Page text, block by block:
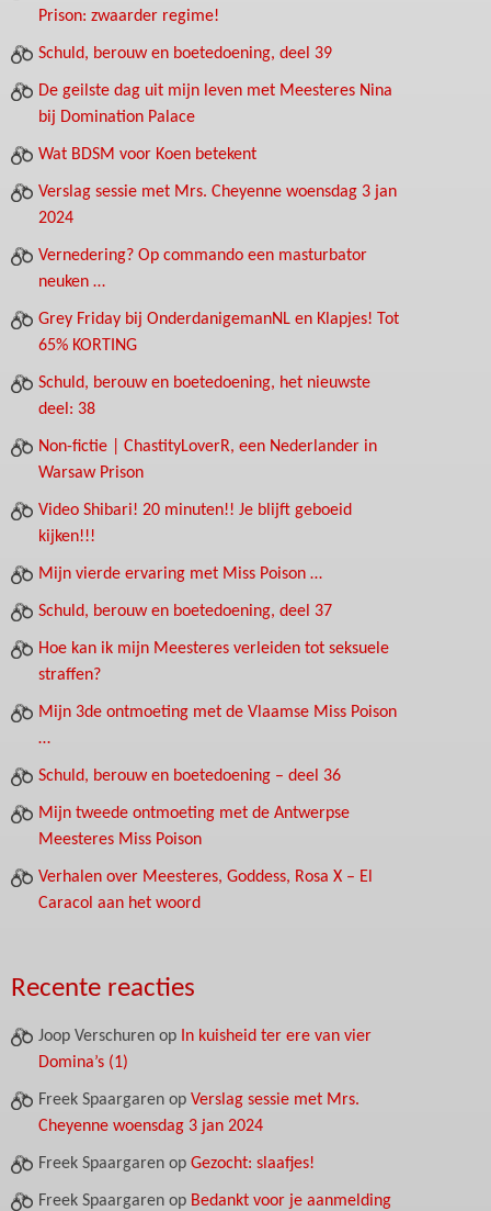
Prison: zwaarder regime!
Schuld, berouw en boetedoening, deel 39
De geilste dag uit mijn leven met Meesteres Nina
bij Domination Palace
Wat BDSM voor Koen betekent
Verslag sessie met Mrs. Cheyenne woensdag 3 jan
2024
Vernedering? Op commando een masturbator
neuken …
Grey Friday bij OnderdanigemanNL en Klapjes! Tot
65% KORTING
Schuld, berouw en boetedoening, het nieuwste
deel: 38
Non-fictie | ChastityLoverR, een Nederlander in
Warsaw Prison
Video Shibari! 20 minuten!! Je blijft geboeid
kijken!!!
Mijn vierde ervaring met Miss Poison …
Schuld, berouw en boetedoening, deel 37
Hoe kan ik mijn Meesteres verleiden tot seksuele
straffen?
Mijn 3de ontmoeting met de Vlaamse Miss Poison
…
Schuld, berouw en boetedoening – deel 36
Mijn tweede ontmoeting met de Antwerpse
Meesteres Miss Poison
Verhalen over Meesteres, Goddess, Rosa X – El
Caracol aan het woord
Recente reacties
Joop Verschuren op In kuisheid ter ere van vier
Domina’s (1)
Freek Spaargaren op Verslag sessie met Mrs.
Cheyenne woensdag 3 jan 2024
Freek Spaargaren op Gezocht: slaafjes!
Freek Spaargaren op Bedankt voor je aanmelding